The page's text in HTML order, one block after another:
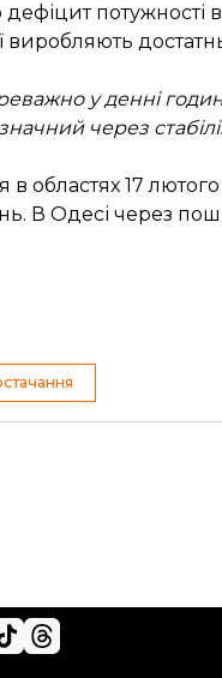
дефіцит потужності
виробляють
у денні
через
областях 17
В Одесі через